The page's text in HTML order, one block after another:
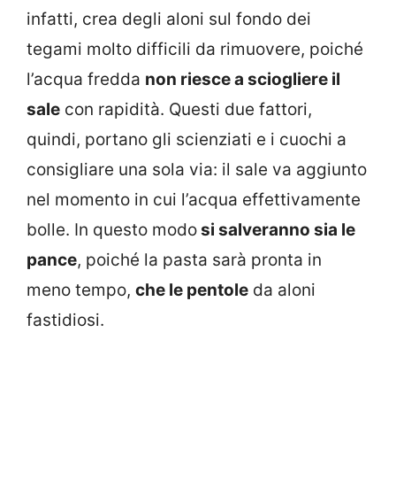
infatti, crea degli aloni sul fondo dei
tegami molto difficili da rimuovere, poiché
l’acqua fredda non riesce a sciogliere il
sale con rapidità. Questi due fattori,
quindi, portano gli scienziati e i cuochi a
consigliare una sola via: il sale va aggiunto
nel momento in cui l’acqua effettivamente
bolle. In questo modosi salveranno sia le
pance, poiché la pasta sarà pronta in
meno tempo, che le pentole da aloni
fastidiosi.